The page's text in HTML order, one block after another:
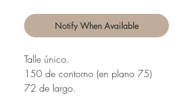
Notify When Available
Talle único.
150 de contorno (en plano 75)
72 de largo.